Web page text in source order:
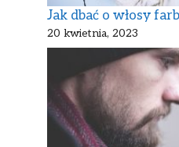
Jak dbać o włosy
20 kwietnia, 2023